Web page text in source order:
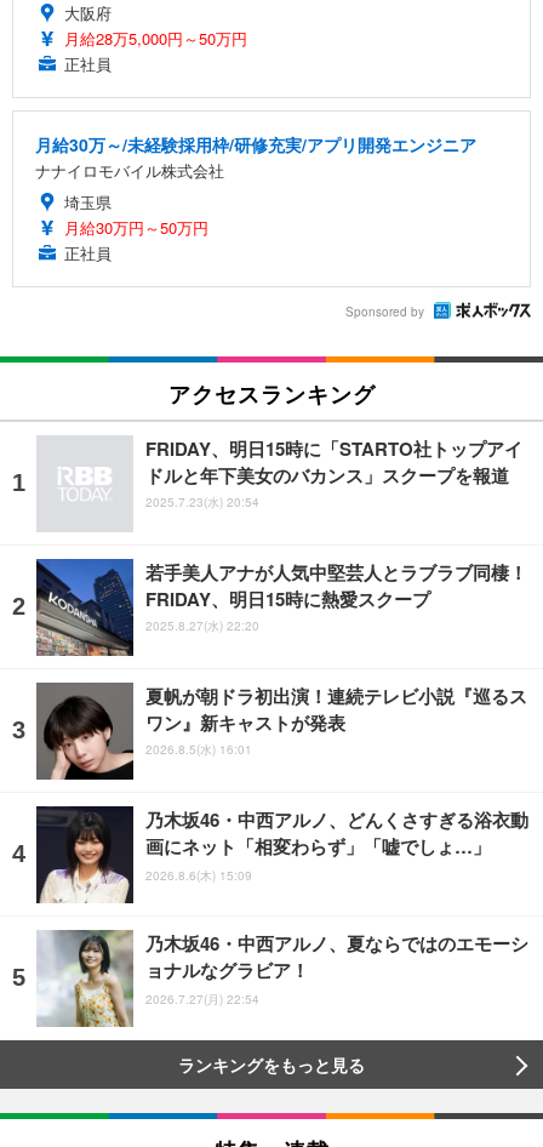
大阪府
月給28万5,000円～50万円
正社員
月給30万～/未経験採用枠/研修充実/アプリ開発エンジニア
ナナイロモバイル株式会社
埼玉県
月給30万円～50万円
正社員
Sponsored by
アクセスランキング
FRIDAY、明日15時に「STARTO社トップアイ
ドルと年下美女のバカンス」スクープを報道
2025.7.23(水) 20:54
若手美人アナが人気中堅芸人とラブラブ同棲！
FRIDAY、明日15時に熱愛スクープ
2025.8.27(水) 22:20
夏帆が朝ドラ初出演！連続テレビ小説『巡るス
ワン』新キャストが発表
2026.8.5(水) 16:01
乃木坂46・中西アルノ、どんくさすぎる浴衣動
画にネット「相変わらず」「嘘でしょ…」
2026.8.6(木) 15:09
乃木坂46・中西アルノ、夏ならではのエモーシ
ョナルなグラビア！
2026.7.27(月) 22:54
ランキングをもっと見る